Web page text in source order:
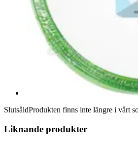
SlutsåldProdukten finns inte längre i vårt
Liknande produkter